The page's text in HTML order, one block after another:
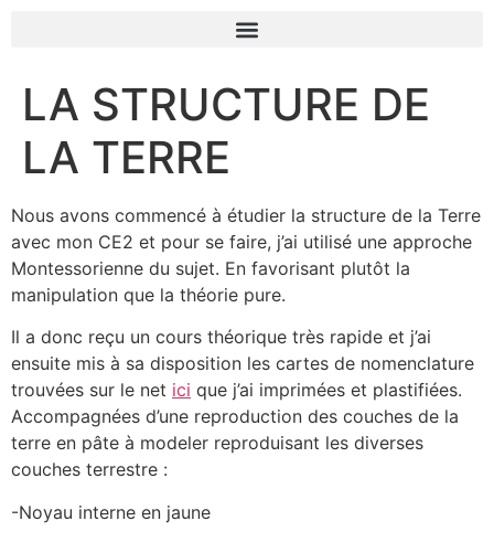
LA STRUCTURE DE
LA TERRE
Nous avons commencé à étudier la structure de la Terre
avec mon CE2 et pour se faire, j’ai utilisé une approche
Montessorienne du sujet. En favorisant plutôt la
manipulation que la théorie pure.
Il a donc reçu un cours théorique très rapide et j’ai
ensuite mis à sa disposition les cartes de nomenclature
trouvées sur le net ici que j’ai imprimées et plastifiées.
Accompagnées d’une reproduction des couches de la
terre en pâte à modeler reproduisant les diverses
couches terrestre :
-Noyau interne en jaune